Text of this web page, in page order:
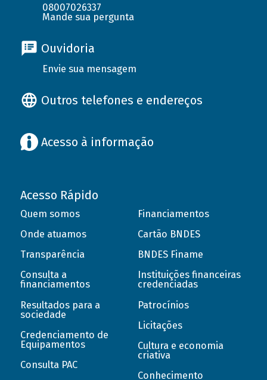
08007026337
Mande sua pergunta
Ouvidoria
Envie sua mensagem
Outros telefones e endereços
Acesso à informação
Acesso Rápido
Quem somos
Onde atuamos
Transparência
Consulta a
financiamentos
Resultados para a
sociedade
Credenciamento de
Equipamentos
Consulta PAC
Financiamentos
Cartão BNDES
BNDES Finame
Instituições financeiras
credenciadas
Patrocínios
Licitações
Cultura e economia
criativa
Conhecimento